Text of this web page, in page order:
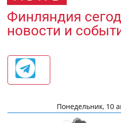
Финляндия
новости и
Понедельник, 10